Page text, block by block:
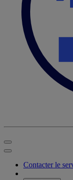
Contacter le